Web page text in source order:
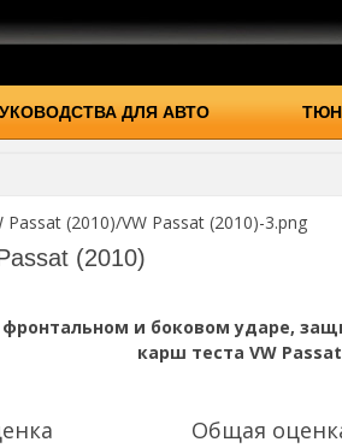
ДЛЯ АВТО
(2010)/VW Passat (2010)-3.png
(2010)
и боковом ударе,
карш теста VW
Общая